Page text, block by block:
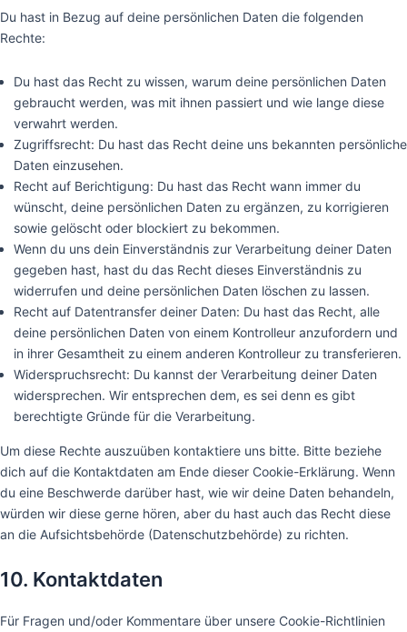
Du hast in Bezug auf deine persönlichen Daten die folgenden
Rechte:
Du hast das Recht zu wissen, warum deine persönlichen Daten
gebraucht werden, was mit ihnen passiert und wie lange diese
verwahrt werden.
Zugriffsrecht: Du hast das Recht deine uns bekannten persönliche
Daten einzusehen.
Recht auf Berichtigung: Du hast das Recht wann immer du
wünscht, deine persönlichen Daten zu ergänzen, zu korrigieren
sowie gelöscht oder blockiert zu bekommen.
Wenn du uns dein Einverständnis zur Verarbeitung deiner Daten
gegeben hast, hast du das Recht dieses Einverständnis zu
widerrufen und deine persönlichen Daten löschen zu lassen.
Recht auf Datentransfer deiner Daten: Du hast das Recht, alle
deine persönlichen Daten von einem Kontrolleur anzufordern und
in ihrer Gesamtheit zu einem anderen Kontrolleur zu transferieren.
Widerspruchsrecht: Du kannst der Verarbeitung deiner Daten
widersprechen. Wir entsprechen dem, es sei denn es gibt
berechtigte Gründe für die Verarbeitung.
Um diese Rechte auszuüben kontaktiere uns bitte. Bitte beziehe
dich auf die Kontaktdaten am Ende dieser Cookie-Erklärung. Wenn
du eine Beschwerde darüber hast, wie wir deine Daten behandeln,
würden wir diese gerne hören, aber du hast auch das Recht diese
an die Aufsichtsbehörde (Datenschutzbehörde) zu richten.
10. Kontaktdaten
Für Fragen und/oder Kommentare über unsere Cookie-Richtlinien